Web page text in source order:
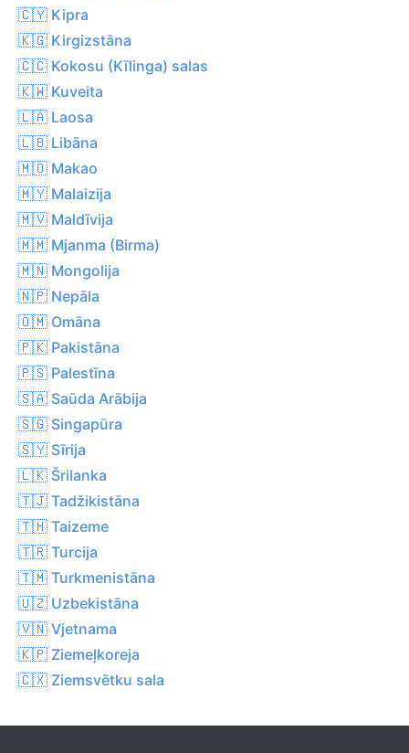
🇨🇾 Kipra
🇰🇬 Kirgizstāna
🇨🇨 Kokosu (Kīlinga) salas
🇰🇼 Kuveita
🇱🇦 Laosa
🇱🇧 Libāna
🇲🇴 Makao
🇲🇾 Malaizija
🇲🇻 Maldīvija
🇲🇲 Mjanma (Birma)
🇲🇳 Mongolija
🇳🇵 Nepāla
🇴🇲 Omāna
🇵🇰 Pakistāna
🇵🇸 Palestīna
🇸🇦 Saūda Arābija
🇸🇬 Singapūra
🇸🇾 Sīrija
🇱🇰 Šrilanka
🇹🇯 Tadžikistāna
🇹🇭 Taizeme
🇹🇷 Turcija
🇹🇲 Turkmenistāna
🇺🇿 Uzbekistāna
🇻🇳 Vjetnama
🇰🇵 Ziemeļkoreja
🇨🇽 Ziemsvētku sala